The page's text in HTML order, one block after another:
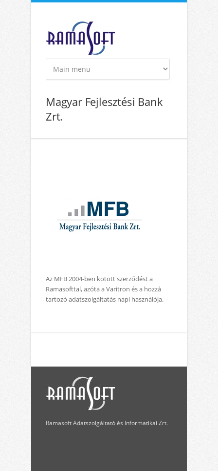
Ugrás a tartalomra
Magyar Fejlesztési Bank
Zrt.
Az MFB 2004-ben kötött szerződést a
Ramasofttal, azóta a Varitron és a hozzá
tartozó adatszolgáltatás napi használója.
Ramasoft Adatszolgáltató és Informatikai Zrt.